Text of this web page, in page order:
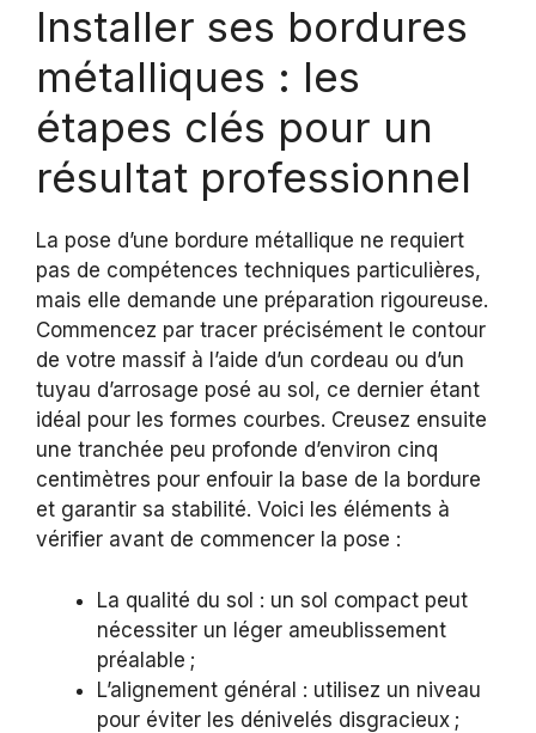
Installer ses bordures
métalliques : les
étapes clés pour un
résultat professionnel
La pose d’une bordure métallique ne requiert
pas de compétences techniques particulières,
mais elle demande une préparation rigoureuse.
Commencez par tracer précisément le contour
de votre massif à l’aide d’un cordeau ou d’un
tuyau d’arrosage posé au sol, ce dernier étant
idéal pour les formes courbes. Creusez ensuite
une tranchée peu profonde d’environ cinq
centimètres pour enfouir la base de la bordure
et garantir sa stabilité. Voici les éléments à
vérifier avant de commencer la pose :
La qualité du sol : un sol compact peut
nécessiter un léger ameublissement
préalable ;
L’alignement général : utilisez un niveau
pour éviter les dénivelés disgracieux ;